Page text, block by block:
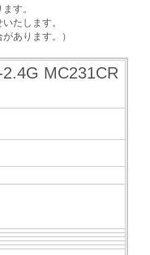
す。
たします。
あります。）
MC231CR